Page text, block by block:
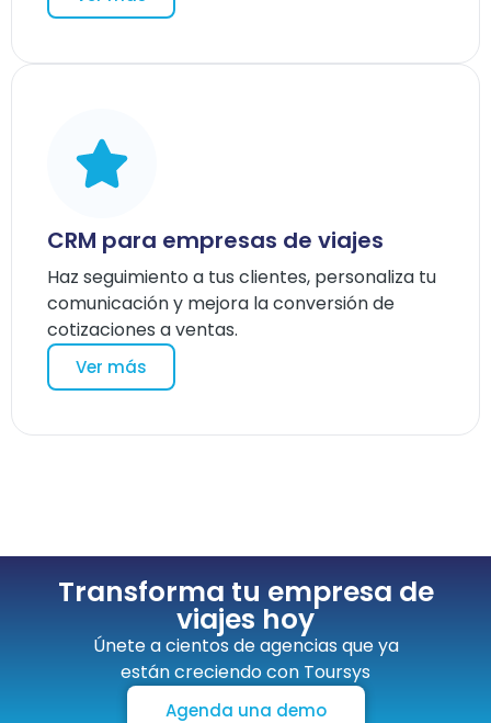
CRM para empresas de viajes
Haz seguimiento a tus clientes, personaliza tu
comunicación y mejora la conversión de
cotizaciones a ventas.
Ver más
Transforma tu empresa de
viajes hoy
Únete a cientos de agencias que ya
están creciendo con Toursys
Agenda una demo